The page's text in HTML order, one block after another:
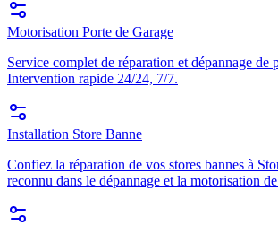
Motorisation Porte de Garage
Service complet de réparation et dépannage de
Intervention rapide 24/24, 7/7.
Installation Store Banne
Confiez la réparation de vos stores bannes à
reconnu dans le dépannage et la motorisation